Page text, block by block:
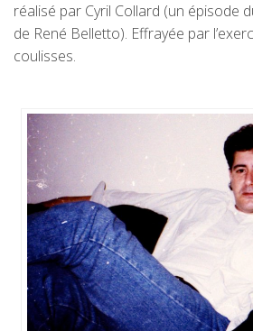
réalisé par Cyril Collard (un épisode
de René Belletto). Effrayée par
coulisses.